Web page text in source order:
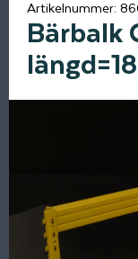
Artikelnummer:
Bärbalk